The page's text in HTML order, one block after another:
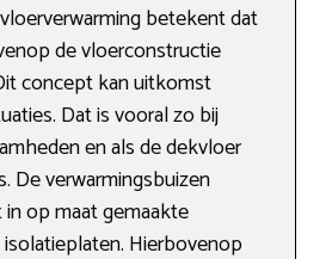
betekent dat
de vloerconstructie
concept kan uitkomst
Dat is vooral zo bij
en als de dekvloer
De verwarmingsbuizen
op maat gemaakte
Hierbovenop